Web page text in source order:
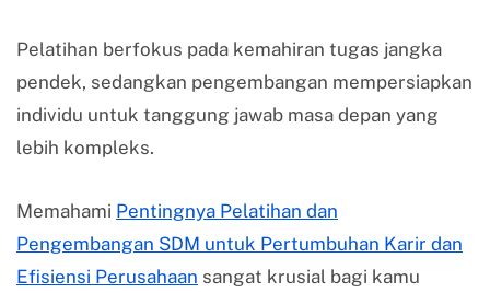
Pelatihan berfokus pada kemahiran tugas jangka
pendek, sedangkan pengembangan mempersiapkan
individu untuk tanggung jawab masa depan yang
lebih kompleks.
Memahami Pentingnya Pelatihan dan
Pengembangan SDM untuk Pertumbuhan Karir dan
Efisiensi Perusahaan sangat krusial bagi kamu